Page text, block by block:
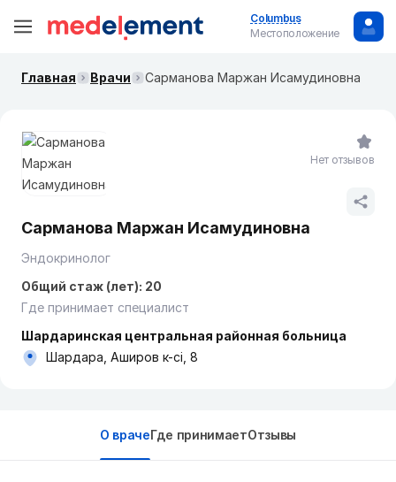
Columbus
Местоположение
Главная Врачи Сарманова Маржан Исамудиновна
Сарманова Маржан Исамудиновна
Эндокринолог
Общий стаж (лет): 20
Где принимает специалист
Шардаринская центральная районная больница
Шардара, Аширов к-сі, 8
Нет отзывов
О врачеГде принимаетОтзывы